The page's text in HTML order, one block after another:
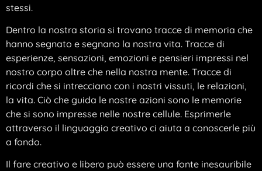
stessi.
Dentro la nostra storia si trovano tracce di memoria che
hanno segnato e segnano la nostra vita. Tracce di
esperienze, sensazioni, emozioni e pensieri impressi nel
nostro corpo oltre che nella nostra mente. Tracce di
ricordi che si intrecciano con i nostri vissuti, le relazioni,
la vita. Ciò che guida le nostre azioni sono le memorie
che si sono impresse nelle nostre cellule. Esprimerle
attraverso il linguaggio creativo ci aiuta a conoscerle più
a fondo.
Il fare creativo e libero può essere una fonte inesauribile